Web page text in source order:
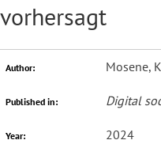
vorhersagt
Author: Mosene,
Published in: Digital
Year: 2024